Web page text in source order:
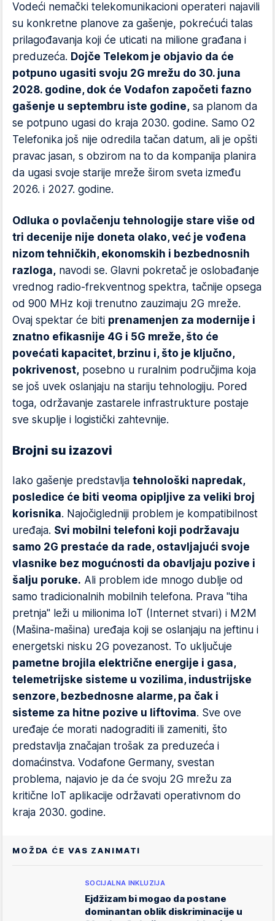
Vodeći nemački telekomunikacioni operateri najavili
su konkretne planove za gašenje, pokrećući talas
prilagođavanja koji će uticati na milione građana i
preduzeća. Dojče Telekom je objavio da će
potpuno ugasiti svoju 2G mrežu do 30. juna
2028. godine, dok će Vodafon započeti fazno
gašenje u septembru iste godine, sa planom da
se potpuno ugasi do kraja 2030. godine. Samo O2
Telefonika još nije odredila tačan datum, ali je opšti
pravac jasan, s obzirom na to da kompanija planira
da ugasi svoje starije mreže širom sveta između
2026. i 2027. godine.
Odluka o povlačenju tehnologije stare više od
tri decenije nije doneta olako, već je vođena
nizom tehničkih, ekonomskih i bezbednosnih
razloga, navodi se. Glavni pokretač je oslobađanje
vrednog radio-frekventnog spektra, tačnije opsega
od 900 MHz koji trenutno zauzimaju 2G mreže.
Ovaj spektar će biti prenamenjen za modernije i
znatno efikasnije 4G i 5G mreže, što će
povećati kapacitet, brzinu i, što je ključno,
pokrivenost, posebno u ruralnim područjima koja
se još uvek oslanjaju na stariju tehnologiju. Pored
toga, održavanje zastarele infrastrukture postaje
sve skuplje i logistički zahtevnije.
Brojni su izazovi
Iako gašenje predstavlja tehnološki napredak,
posledice će biti veoma opipljive za veliki broj
korisnika. Najočigledniji problem je kompatibilnost
uređaja. Svi mobilni telefoni koji podržavaju
samo 2G prestaće da rade, ostavljajući svoje
vlasnike bez mogućnosti da obavljaju pozive i
šalju poruke. Ali problem ide mnogo dublje od
samo tradicionalnih mobilnih telefona. Prava "tiha
pretnja" leži u milionima IoT (Internet stvari) i M2M
(Mašina-mašina) uređaja koji se oslanjaju na jeftinu i
energetski nisku 2G povezanost. To uključuje
pametne brojila električne energije i gasa,
telemetrijske sisteme u vozilima, industrijske
senzore, bezbednosne alarme, pa čak i
sisteme za hitne pozive u liftovima. Sve ove
uređaje će morati nadograditi ili zameniti, što
predstavlja značajan trošak za preduzeća i
domaćinstva. Vodafone Germany, svestan
problema, najavio je da će svoju 2G mrežu za
kritične IoT aplikacije održavati operativnom do
kraja 2030. godine.
MOŽDA ĆE VAS ZANIMATI
SOCIJALNA INKLUZIJA
Ejdžizam bi mogao da postane
dominantan oblik diskriminacije u